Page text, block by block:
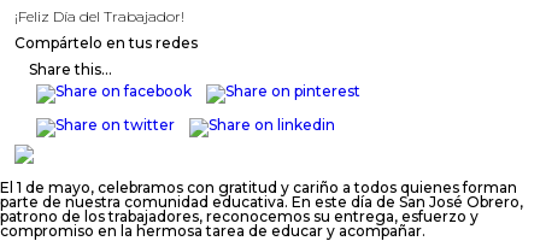
¡Feliz Día del Trabajador!
Compártelo en tus redes
Share this...
El 1 de mayo, celebramos con gratitud y cariño a todos quienes forman
parte de nuestra comunidad educativa. En este día de San José Obrero,
patrono de los trabajadores, reconocemos su entrega, esfuerzo y
compromiso en la hermosa tarea de educar y acompañar.